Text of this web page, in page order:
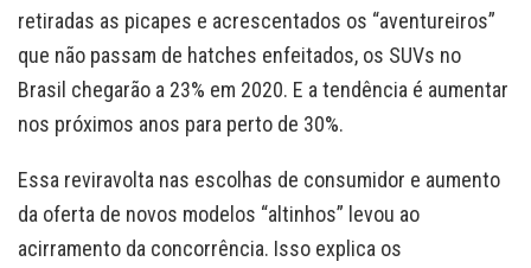
retiradas as picapes e acrescentados os “aventureiros”
que não passam de hatches enfeitados, os SUVs no
Brasil chegarão a 23% em 2020. E a tendência é aumentar
nos próximos anos para perto de 30%.
Essa reviravolta nas escolhas de consumidor e aumento
da oferta de novos modelos “altinhos” levou ao
acirramento da concorrência. Isso explica os